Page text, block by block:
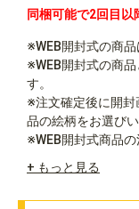
同梱可能で2回目以
※WEB開封式の商
※WEB開封式の商
す。
※注文確定後に開
品の絵柄をお選び
※WEB開封式商品
+ もっと見る